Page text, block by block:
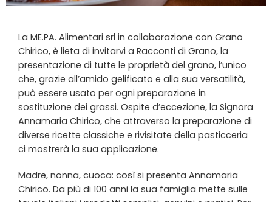
La ME.PA. Alimentari srl in collaborazione con Grano
Chirico, è lieta di invitarvi a Racconti di Grano, la
presentazione di tutte le proprietà del grano, l’unico
che, grazie all’amido gelificato e alla sua versatilità,
può essere usato per ogni preparazione in
sostituzione dei grassi. Ospite d’eccezione, la Signora
Annamaria Chirico, che attraverso la preparazione di
diverse ricette classiche e rivisitate della pasticceria
ci mostrerà la sua applicazione.
Madre, nonna, cuoca: così si presenta Annamaria
Chirico. Da più di 100 anni la sua famiglia mette sulle